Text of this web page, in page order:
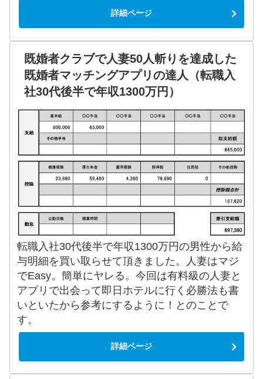
詳細ページ
既婚者クラブで人妻50人斬りを達成した
既婚者マッチングアプリの達人（転職入
社30代後半で年収1300万円）
転職入社30代後半で年収1300万円の男性から給
与明細を買い取らせて頂きました。人妻はマジ
でEasy。簡単にヤレる。今回は有料級の人妻と
アプリで出会って即日ホテルに行く必勝法も書
いといたから参考にするように！とのことで
す。
詳細ページ